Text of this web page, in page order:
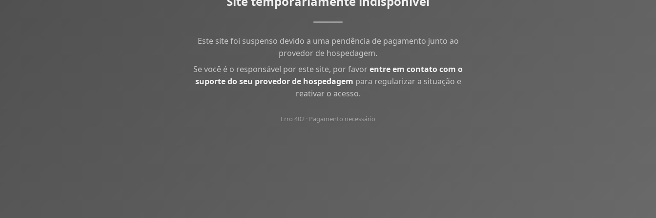
Este site foi suspenso devido a uma pendência de pagamento junto ao
provedor de hospedagem.
Se você é o responsável por este site, por favorentre em contato com o
suporte do seu provedor de hospedagem para regularizar a situação e
reativar o acesso.
Erro 402 · Pagamento necessário